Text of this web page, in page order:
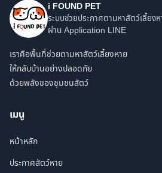
i FOUND PET
ระบบช่วยประกาศตามหาสัตว์เลี้ยงห
ผ่าน Application LINE
เราคือพื้นที่ช่วยตามหาสัตว์เลี้ยงหาย
ให้กลับบ้านอย่างปลอดภัย
ด้วยพลังของชุมชนสัตว์
เมนู
หน้าหลัก
ประกาศสัตว์หาย